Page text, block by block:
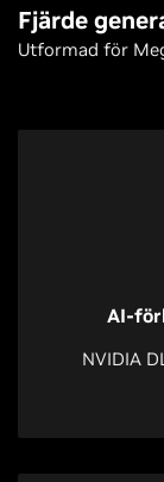
Fjärde
Utformad för
AI-
NVIDIA